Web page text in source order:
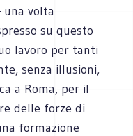
una volta
su questo
lavoro per tanti
senza illusioni,
a Roma, per il
delle forze di
formazione